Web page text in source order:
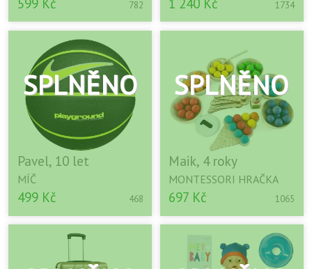
782 1734
Pavel, 10 let
MÍČ
499 Kč 468
Maik, 4 roky
MONTESSORI HRAČKA
697 Kč 1065